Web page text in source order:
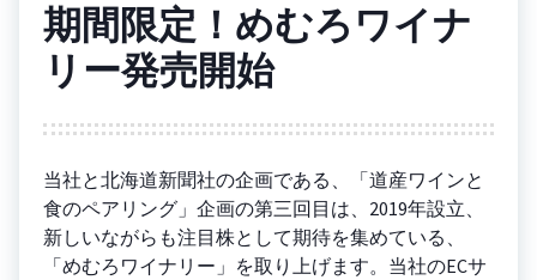
期間限定！めむろワイナ
リー発売開始
当社と北海道新聞社の企画である、「道産ワインと
食のペアリング」企画の第三回目は、2019年設立、
新しいながらも注目株として期待を集めている、
「めむろワイナリー」を取り上げます。当社のECサ